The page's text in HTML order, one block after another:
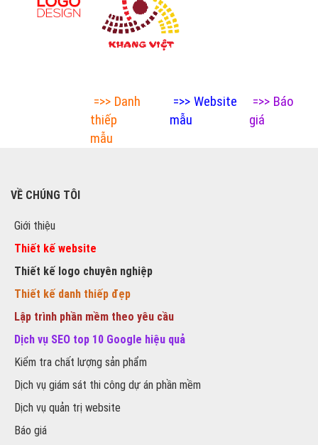
=>> Danh
thiếp
mẫu
=>> Website
mẫu
=>> Báo
giá
VỀ CHÚNG TÔI
Giới thiệu
Thiết kế website
Thiết kế logo chuyên nghiệp
Thiết kế danh thiếp đẹp
Lập trình phần mềm theo yêu cầu
Dịch vụ SEO top 10 Google hiệu quả
Kiểm tra chất lượng sản phẩm
Dịch vụ giám sát thi công dự án phần mềm
Dịch vụ quản trị website
Báo giá